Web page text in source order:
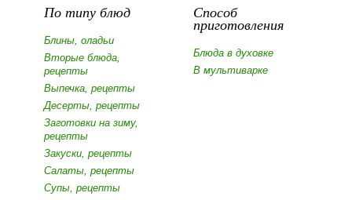
По типу блюд
Блины, оладьи
Вторые блюда,
рецепты
Выпечка, рецепты
Десерты, рецепты
Заготовки на зиму,
рецепты
Закуски, рецепты
Салаты, рецепты
Супы, рецепты
Способ
приготовления
Блюда в духовке
В мультиварке